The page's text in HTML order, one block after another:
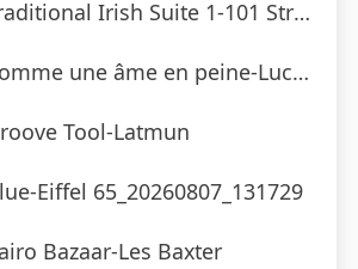
Irish Suite 1-101 Strings Orchestra
une âme en peine-Lucky Blondo
Tool-Latmun
Eiffel 65_20260807_131729
Bazaar-Les Baxter